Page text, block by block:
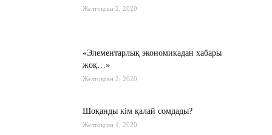
Желтоқсан 2, 2020
«Элементарлық экономикадан хабары
жоқ…»
Желтоқсан 2, 2020
Шоқанды кім қалай сомдады?
Желтоқсан 1, 2020